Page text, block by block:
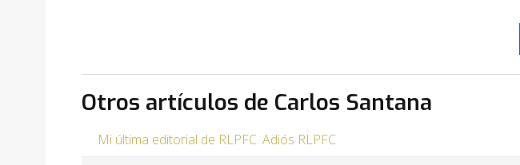
Otros artículos de Carlos Santana
Mi última editorial de RLPFC. Adiós RLPFC